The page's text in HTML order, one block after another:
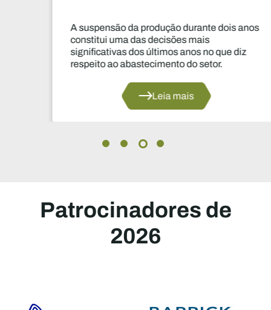
A suspensão da produção durante dois anos
constitui uma das decisões mais
significativas dos últimos anos no que diz
respeito ao abastecimento do setor.
Leia mais
Patrocinadores de
2026